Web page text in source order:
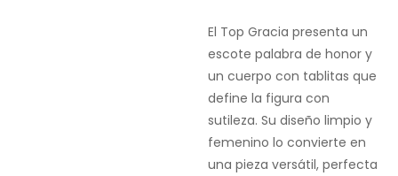
El Top Gracia presenta un
escote palabra de honor y
un cuerpo con tablitas que
define la figura con
sutileza. Su diseño limpio y
femenino lo convierte en
una pieza versátil, perfecta